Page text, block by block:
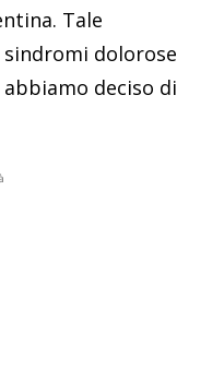
Tale
sindromi dolorose
deciso di